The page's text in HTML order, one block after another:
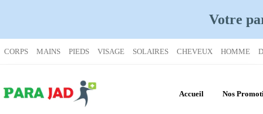
Votre
CORPS MAINS PIEDS VISAGE SOLAIRES CHEVEUX HOMME
Accueil Nos